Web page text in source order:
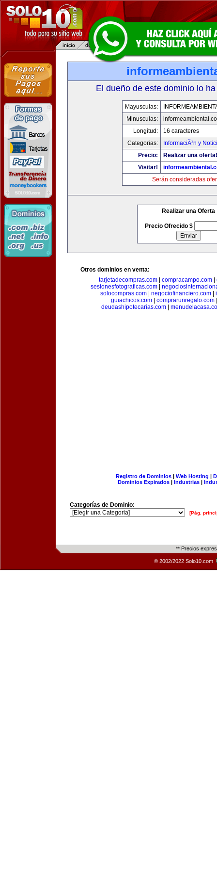
El dueño de este dominio lo
Mayusculas:
Minusculas:
Longitud:
16 caracteres
Categorias:
InformaciÃ³n y
Precio:
Realizar una oferta!
Visitar!
Serán consideradas
Realizar una Oferta
Precio Ofrecido $
Otros dominios en venta:
tarjetadecompras.com
compracampo.com
sesionesfotograficas.com
solocompras.com| negociofinanciero.com|
guiachicos.com
comprarunregalo.com
deudashipotecarias.com|
Registro de Dominios| Web Hosting |
Dominios Expirados | Industrias |
Categorías de Dominio:
[Pág.
** Precios
© 2002/2022 Solo10.com